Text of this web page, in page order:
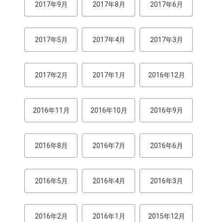
2017年9月 2017年8月 2017年6月
2017年5月 2017年4月 2017年3月
2017年2月 2017年1月 2016年12月
2016年11月 2016年10月 2016年9月
2016年8月 2016年7月 2016年6月
2016年5月 2016年4月 2016年3月
2016年2月 2016年1月 2015年12月